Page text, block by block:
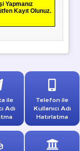
Yapmanız
Kayıt Olunuz.
ile
Adı
Telefon ile
Kullanıcı Adı
Hatırlatma